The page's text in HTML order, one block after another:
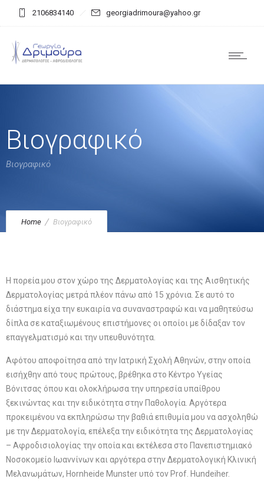
2106834140 georgiadrimoura@yahoo.gr
Βιογραφικό
Βιογραφικό
Home Βιογραφικό
Η πορεία μου στον χώρο της Δερματολογίας και της Αισθητικής
Δερματολογίας μετρά πλέον πάνω από 15 χρόνια. Σε αυτό το
διάστημα είχα την ευκαιρία να συναναστραφώ και να μαθητεύσω
δίπλα σε καταξιωμένους επιστήμονες οι οποίοι με δίδαξαν τον
επαγγελματισμό και την υπευθυνότητα.
Αφότου αποφοίτησα από την Ιατρική Σχολή Αθηνών, στην οποία
εισήχθην από τους πρώτους, βρέθηκα στο Κέντρο Υγείας
Βόνιτσας όπου και ολοκλήρωσα την υπηρεσία υπαίθρου
ξεκινώντας και την ειδικότητα στην Παθολογία. Αργότερα
προκειμένου να εκπληρώσω την βαθιά επιθυμία μου να ασχοληθώ
με την Δερματολογία, επέλεξα την ειδικότητα της Δερματολογίας
– Αφροδισιολογίας την οποία και εκτέλεσα στο Πανεπιστημιακό
Νοσοκομείο Ιωαννίνων και αργότερα στην Δερματολογική Κλινική
Μελανωμάτων, Hornheide Munster υπό τον Prof. Hundeiher.